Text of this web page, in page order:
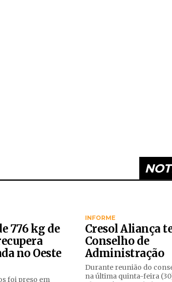
776 kg de
no Oeste
foi preso em
INFORME
Cresol Aliança
Conselho de
Administração
Durante reunião do
na última quinta-feira